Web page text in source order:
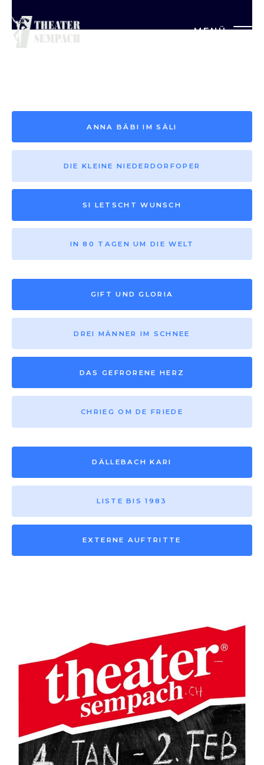
MENÜ
Saison vor 2013
ANNA BÄBI IM SÄLI
DIE KLEINE NIEDERDORFOPER
SI LETSCHT WUNSCH
IN 80 TAGEN UM DIE WELT
GIFT UND GLORIA
DREI MÄNNER IM SCHNEE
DAS GEFRORENE HERZ
CHRIEG OM DE FRIEDE
DÄLLEBACH KARI
LISTE BIS 1983
EXTERNE AUFTRITTE